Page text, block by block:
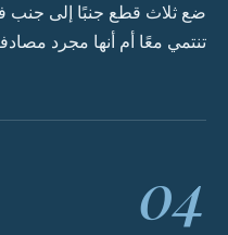
ضع ثلاث قطع جنبًا إلى جنب
تنتمي معًا أم أنها مجرد
04